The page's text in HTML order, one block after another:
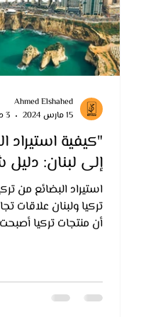
"كيفية استيراد
إلى لبنان:
استيراد البضائع من
تركيا ولبنان علاقات
أن منتجات تركيا
قفزة نوعية في
Ahmed Elshahed
15 مارس 2024
3 دقيقة قراءة